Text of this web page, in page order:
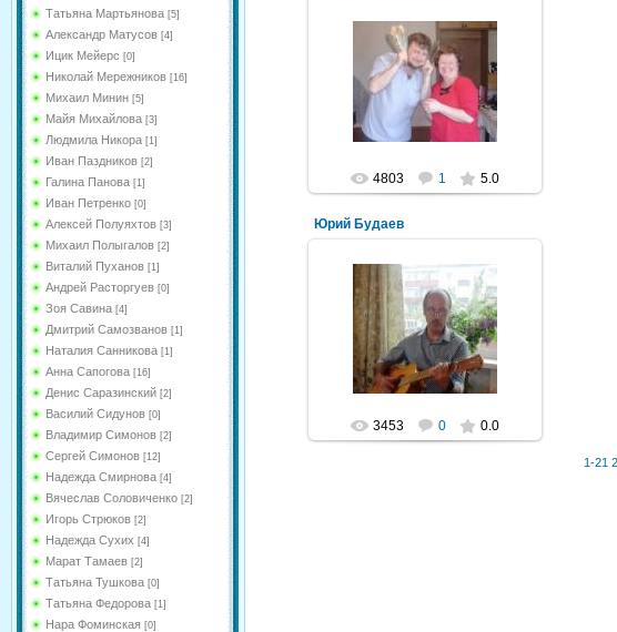
Татьяна Мартьянова [5]
Александр Матусов [4]
Ицик Мейерс [0]
Николай Мережников [16]
Михаил Минин [5]
Майя Михайлова [3]
Людмила Никора [1]
Иван Паздников [2]
Галина Панова [1]
Иван Петренко [0]
Алексей Полуяхтов [3]
Михаил Полыгалов [2]
Виталий Пуханов [1]
Андрей Расторгуев [0]
Зоя Савина [4]
Дмитрий Самозванов [1]
Наталия Санникова [1]
Анна Сапогова [16]
Денис Саразинский [2]
Василий Сидунов [0]
Владимир Симонов [2]
Сергей Симонов [12]
Надежда Смирнова [4]
Вячеслав Соловиченко [2]
Игорь Стрюков [2]
Надежда Сухих [4]
Марат Тамаев [2]
Татьяна Тушкова [0]
Татьяна Федорова [1]
Нара Фоминская [0]
02.07.2011
1 июля 2011
NeXaker
4803 1 5.0
Юрий Будаев
22.06.2011
NeXaker
3453 0 0.0
1-21